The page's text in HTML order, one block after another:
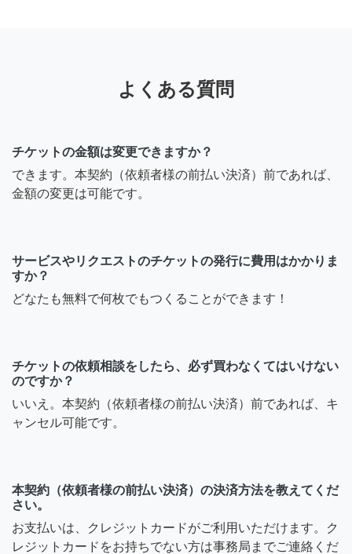
よくある質問
チケットの金額は変更できますか？
できます。本契約（依頼者様の前払い決済）前であれば、
金額の変更は可能です。
サービスやリクエストのチケットの発行に費用はかかりま
すか？
どなたも無料で何枚でもつくることができます！
チケットの依頼相談をしたら、必ず買わなくてはいけない
のですか？
いいえ。本契約（依頼者様の前払い決済）前であれば、キ
ャンセル可能です。
本契約（依頼者様の前払い決済）の決済方法を教えてくだ
さい。
お支払いは、クレジットカードがご利用いただけます。ク
レジットカードをお持ちでない方は事務局までご連絡くだ